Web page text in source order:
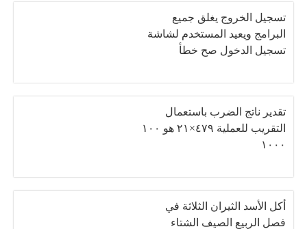
تسجيل الخروج يغلق جميع
البرامج ويعيد المستخدم لشاشة
تسجيل الدخول صح خطأ
تقدير ناتج الضرب باستعمال
التقريب للعملية ٤٧٩×٢١ هو ١٠٠
١٠٠٠
أكل الأسد الثيران الثلاثة في
فصل الربيع الصيف الشتاء